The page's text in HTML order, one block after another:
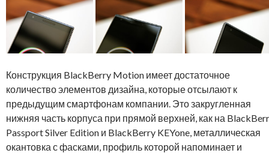
Конструкция BlackBerry Motion имеет достаточное
количество элементов дизайна, которые отсылают к
предыдущим смартфонам компании. Это закругленная
нижняя часть корпуса при прямой верхней, как на
Passport Silver Edition и BlackBerry KEYone, металлическая
окантовка с фасками, профиль которой напоминает и